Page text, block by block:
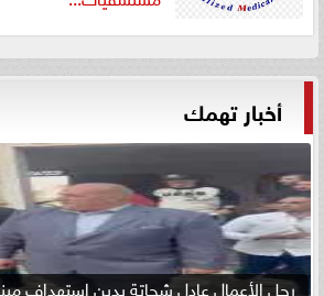
أخبار تهمك
رجل الأعمال عادل شحاتة يدين استهداف